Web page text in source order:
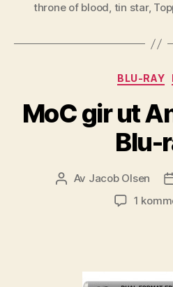
throne of blood, tin star,
BLU-RAY
MoC gir ut
Blu-
Innleggsforfatter
Av Jacob Olsen
1